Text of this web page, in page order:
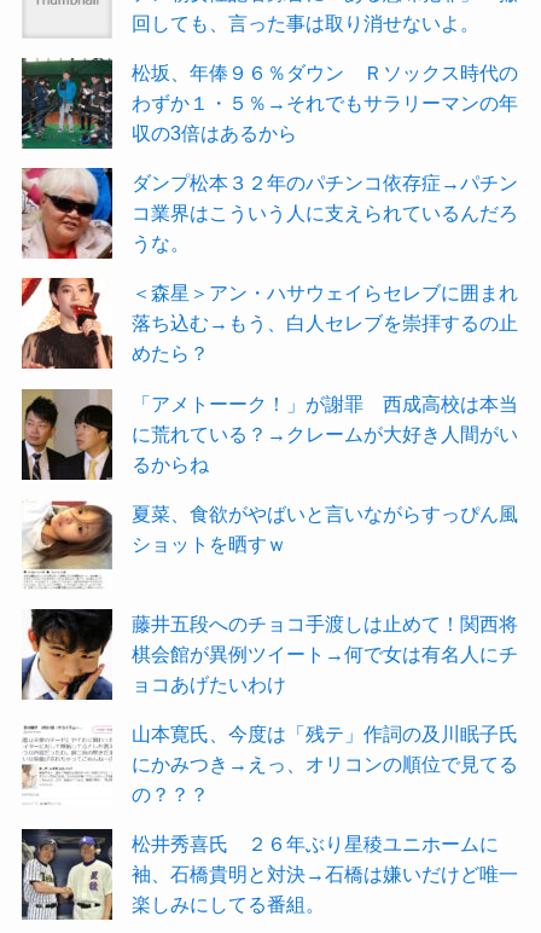
回しても、言った事は取り消せないよ。
松坂、年俸９６％ダウン Ｒソックス時代の
わずか１・５％→それでもサラリーマンの年
収の3倍はあるから
ダンプ松本３２年のパチンコ依存症→パチン
コ業界はこういう人に支えられているんだろ
うな。
＜森星＞アン・ハサウェイらセレブに囲まれ
落ち込む→もう、白人セレブを崇拝するの止
めたら？
「アメトーーク！」が謝罪 西成高校は本当
に荒れている？→クレームが大好き人間がい
るからね
夏菜、食欲がやばいと言いながらすっぴん風
ショットを晒すｗ
藤井五段へのチョコ手渡しは止めて！関西将
棋会館が異例ツイート→何で女は有名人にチ
ョコあげたいわけ
山本寛氏、今度は「残テ」作詞の及川眠子氏
にかみつき→えっ、オリコンの順位で見てる
の？？？
松井秀喜氏 ２６年ぶり星稜ユニホームに
袖、石橋貴明と対決→石橋は嫌いだけど唯一
楽しみにしてる番組。